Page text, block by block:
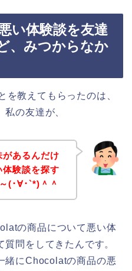
い体験談を友達
、みつからなか
教えてもらったのは、
の友達が、
あるんだけ
験談を探す
(･∀･`*)＾＾
の商品について悪い体
問をしてきたんです。
緒にChocolatの商品の悪